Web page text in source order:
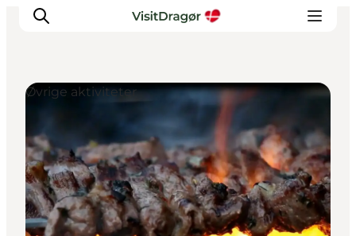
Oplev
Kultur & Historie
Byliv & Mad
Natur & Friluftsliv
For børn
Øvrige aktiviteter